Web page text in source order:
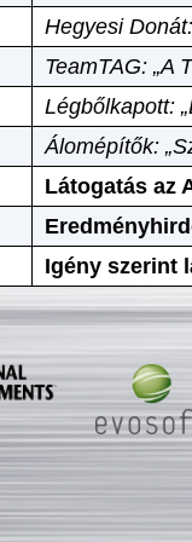
Hegyesi
TeamTAG: „A
Légbőlkapott:
Álomépítők:
Látogatás az
Igény szerint